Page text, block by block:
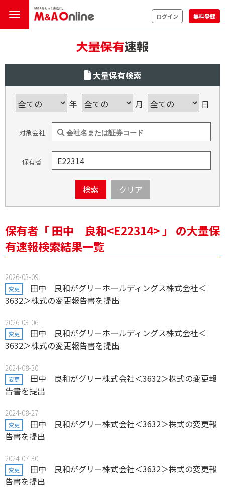
ログイン 無料登録
大量保有検索
年 月 日
対象会社
保有者
検索 クリア
保有者「 田中 良和<E22314> 」 の大量保
有速報検索結果一覧
2026-03-09
変更
田中 良和がグリーホールディングス株式会社＜
3632＞株式の変更報告書を提出
2026-03-06
変更
田中 良和がグリーホールディングス株式会社＜
3632＞株式の変更報告書を提出
2024-08-30
変更
田中 良和がグリー株式会社＜3632＞株式の変更報
告書を提出
2024-08-27
変更
田中 良和がグリー株式会社＜3632＞株式の変更報
告書を提出
2024-07-30
変更
田中 良和がグリー株式会社＜3632＞株式の変更報
告書を提出